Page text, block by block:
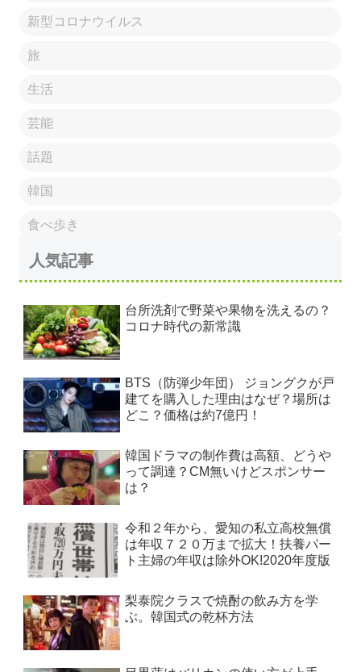
新型コロナウイルス
旅
生活
芸能
話題
韓国
食べ歩き
人気記事
台所洗剤で野菜や果物を洗えるの？
コロナ時代の新常識
BTS（防弾少年団） ジョングクが戸
建てを購入した理由はなぜ？場所は
どこ？価格は約7億円！
韓国ドラマの制作費は高額、どうや
って調達？CM無いけどスポンサー
は？
令和２年から、愛知の私立高校無償
は年収７２０万まで拡大！扶養パー
ト主婦の年収は除外OK!2020年度版
梨泰院クラスで焼酎の飲み方を学
ぶ。韓国式の乾杯方法